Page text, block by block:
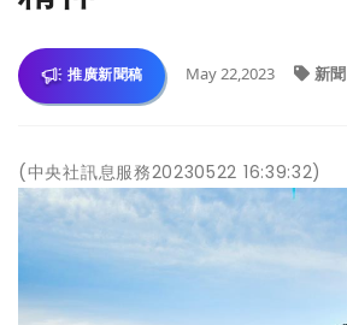
推廣新聞稿 May 22,2023 新聞
(中央社訊息服務20230522 16:39:32)